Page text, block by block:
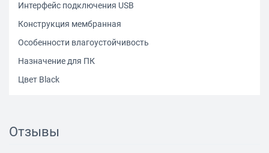
Интерфейс подключения USB
Конструкция мембранная
Особенности влагоустойчивость
Назначение для ПК
Цвет Black
Отзывы